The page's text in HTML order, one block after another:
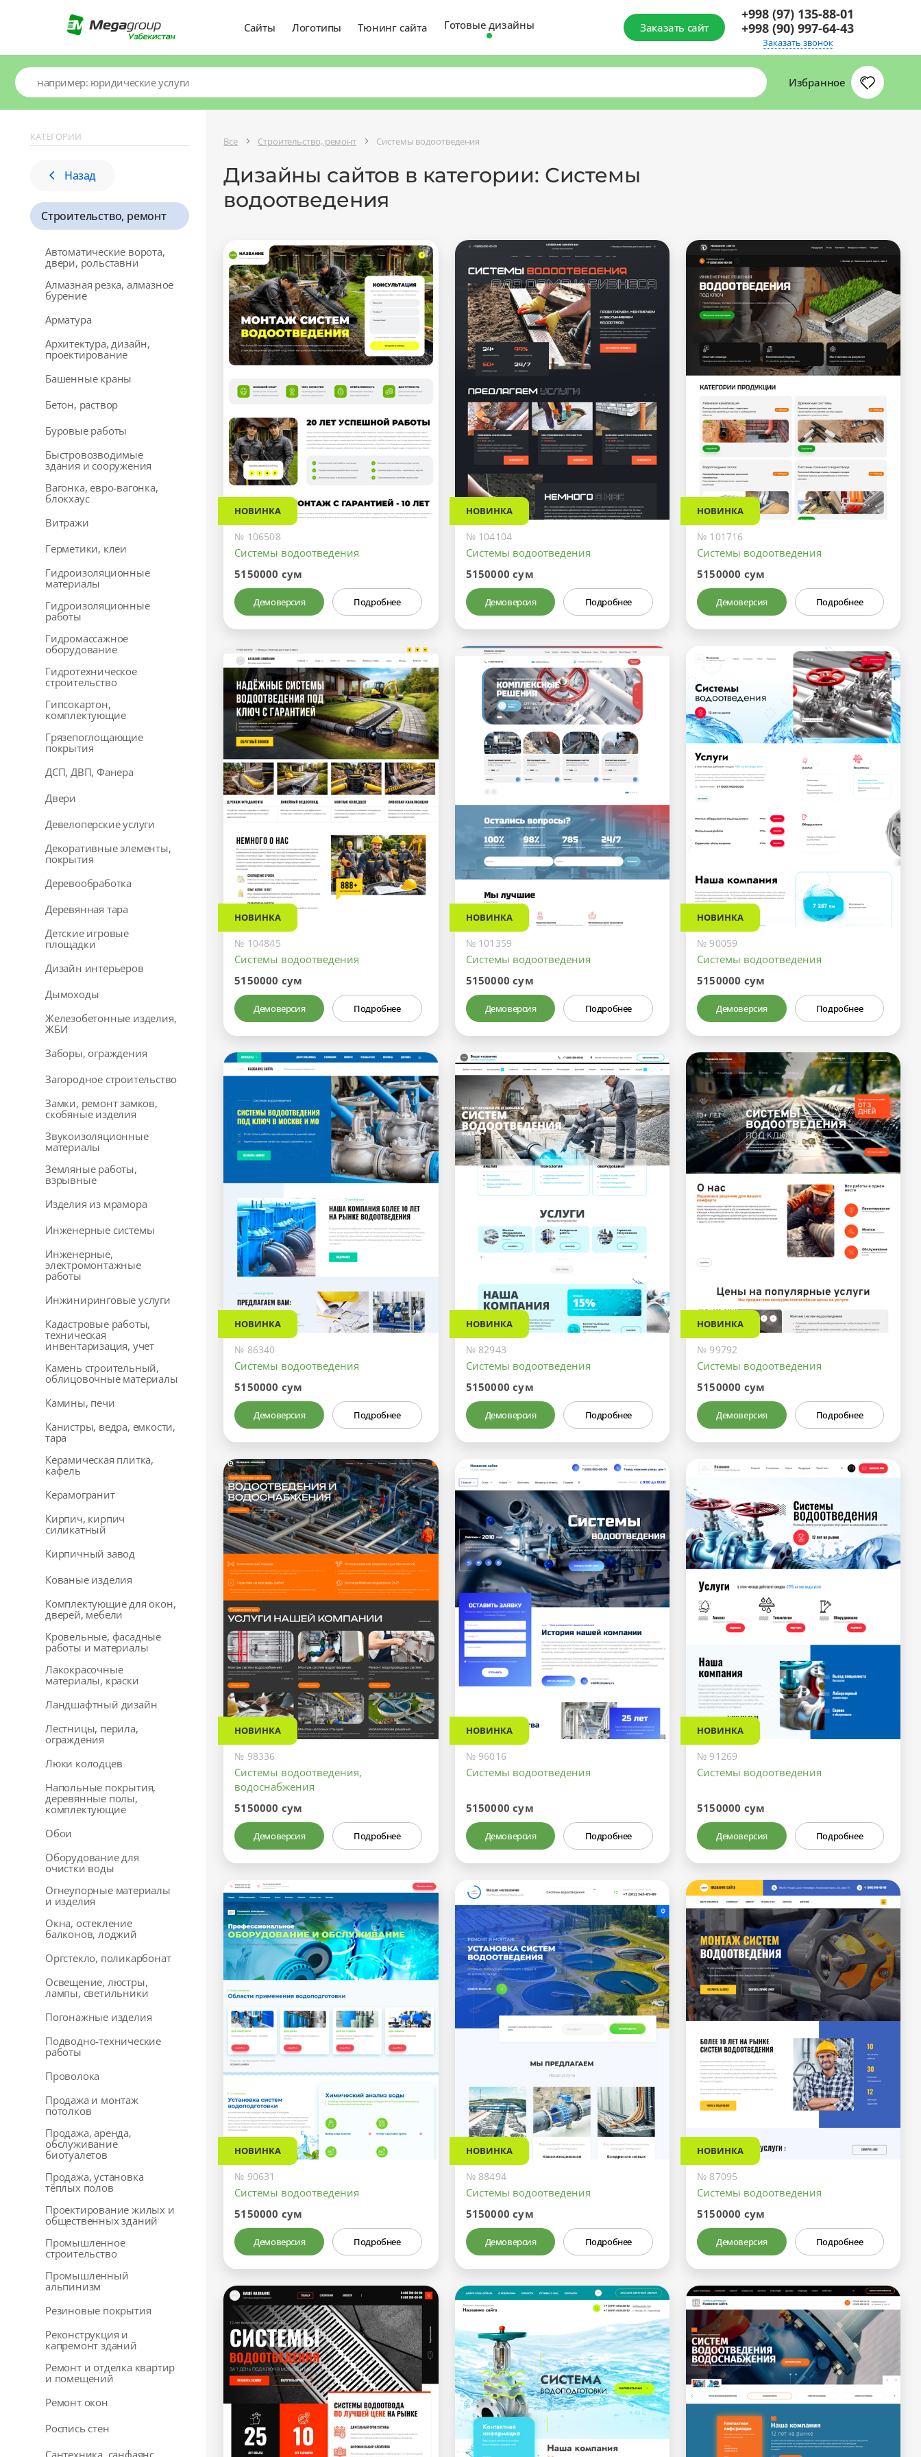
Сайты Логотипы Тюнинг сайта Готовые дизайны Заказать сайт
+998 (97) 135-88-01
+998 (90) 997-64-43
Заказать звонок
Избранное
КАТЕГОРИИ
Назад
Строительство, ремонт
Автоматические ворота,
двери, рольставни
Алмазная резка, алмазное
бурение
Арматура
Архитектура, дизайн,
проектирование
Башенные краны
Бетон, раствор
Буровые работы
Быстровозводимые
здания и сооружения
Вагонка, евро-вагонка,
блокхаус
Витражи
Герметики, клеи
Гидроизоляционные
материалы
Гидроизоляционные
работы
Гидромассажное
оборудование
Гидротехническое
строительство
Гипсокартон,
комплектующие
Грязепоглощающие
покрытия
ДСП, ДВП, Фанера
Двери
Девелоперские услуги
Декоративные элементы,
покрытия
Деревообработка
Деревянная тара
Детские игровые
площадки
Дизайн интерьеров
Дымоходы
Железобетонные изделия,
ЖБИ
Заборы, ограждения
Загородное строительство
Замки, ремонт замков,
скобяные изделия
Звукоизоляционные
материалы
Земляные работы,
взрывные
Изделия из мрамора
Инженерные системы
Инженерные,
электромонтажные
работы
Инжиниринговые услуги
Кадастровые работы,
техническая
инвентаризация, учет
Камень строительный,
облицовочные материалы
Камины, печи
Канистры, ведра, емкости,
тара
Керамическая плитка,
кафель
Керамогранит
Кирпич, кирпич
силикатный
Кирпичный завод
Кованые изделия
Комплектующие для окон,
дверей, мебели
Кровельные, фасадные
работы и материалы
Лакокрасочные
материалы, краски
Ландшафтный дизайн
Лестницы, перила,
ограждения
Люки колодцев
Напольные покрытия,
деревянные полы,
комплектующие
Обои
Оборудование для
очистки воды
Огнеупорные материалы
и изделия
Окна, остекление
балконов, лоджий
Оргстекло, поликарбонат
Освещение, люстры,
лампы, светильники
Погонажные изделия
Подводно-технические
работы
Проволока
Продажа и монтаж
потолков
Продажа, аренда,
обслуживание
биотуалетов
Продажа, установка
тёплых полов
Проектирование жилых и
общественных зданий
Промышленное
строительство
Промышленный
альпинизм
Резиновые покрытия
Реконструкция и
капремонт зданий
Ремонт и отделка квартир
и помещений
Ремонт окон
Роспись стен
Сантехника, санфаянс
Все Строительство, ремонт Системы водоотведения
Дизайны сайтов в категории: Системы
водоотведения
НОВИНКА
№ 106508
Системы водоотведения
5150000 сум
Демоверсия Подробнее
НОВИНКА
№ 104104
Системы водоотведения
5150000 сум
Демоверсия Подробнее
НОВИНКА
№ 101716
Системы водоотведения
5150000 сум
Демоверсия Подробнее
НОВИНКА
№ 104845
Системы водоотведения
5150000 сум
Демоверсия Подробнее
НОВИНКА
№ 101359
Системы водоотведения
5150000 сум
Демоверсия Подробнее
НОВИНКА
№ 90059
Системы водоотведения
5150000 сум
Демоверсия Подробнее
НОВИНКА
№ 86340
Системы водоотведения
5150000 сум
Демоверсия Подробнее
НОВИНКА
№ 82943
Системы водоотведения
5150000 сум
Демоверсия Подробнее
НОВИНКА
№ 99792
Системы водоотведения
5150000 сум
Демоверсия Подробнее
НОВИНКА
№ 98336
Системы водоотведения,
водоснабжения
5150000 сум
Демоверсия Подробнее
НОВИНКА
№ 96016
Системы водоотведения
5150000 сум
Демоверсия Подробнее
НОВИНКА
№ 91269
Системы водоотведения
5150000 сум
Демоверсия Подробнее
НОВИНКА
№ 90631
Системы водоотведения
5150000 сум
Демоверсия Подробнее
НОВИНКА
№ 88494
Системы водоотведения
5150000 сум
Демоверсия Подробнее
НОВИНКА
№ 87095
Системы водоотведения
5150000 сум
Демоверсия Подробнее